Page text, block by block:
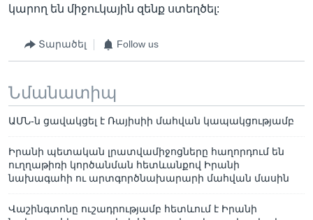
կարող են միջուկային զենք ստեղծել:
Տարածել Follow us
Նմանատիպ
ԱՄՆ-ն ցավակցել է Ռայիսիի մահվան կապակցությամբ
Իրանի պետական լրատվամիջոցները հաղորդում են
ուղղաթիռի կործանման հետևանքով Իրանի
նախագահի ու արտգործնախարարի մահվան մասին
Վաշինգտոնը ուշադրությամբ հետևում է Իրանի